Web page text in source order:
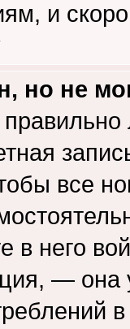
и
но не
все
в него
—